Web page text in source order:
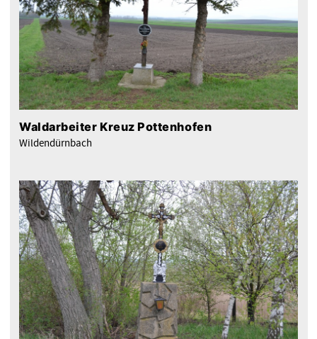
Waldarbeiter Kreuz Pottenhofen
Wildendürnbach